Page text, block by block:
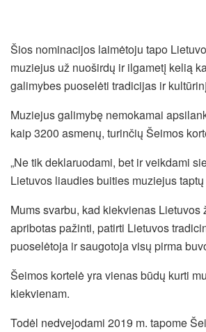
Šios nominacijos laimėtoju tapo
muziejus už nuoširdų ir ilgametį kelią
galimybes puoselėti tradicijas ir
Muziejus galimybę nemokamai
kaip 3200 asmenų, turinčių Šeimos
„Ne tik deklaruodami, bet ir veikdami
Lietuvos liaudies buities muziejus
Mums svarbu, kad kiekvienas Lietuvos
apribotas pažinti, patirti Lietuvos
puoselėtoja ir saugotoja visų pirma
Šeimos kortelė yra vienas būdų kurti
kiekvienam.
Todėl nedvejodami 2019 m. tapome